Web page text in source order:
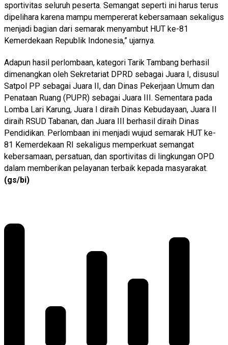
sportivitas seluruh peserta. Semangat seperti ini harus terus
dipelihara karena mampu mempererat kebersamaan sekaligus
menjadi bagian dari semarak menyambut HUT ke-81
Kemerdekaan Republik Indonesia,” ujarnya.
Adapun hasil perlombaan, kategori Tarik Tambang berhasil
dimenangkan oleh Sekretariat DPRD sebagai Juara I, disusul
Satpol PP sebagai Juara II, dan Dinas Pekerjaan Umum dan
Penataan Ruang (PUPR) sebagai Juara III. Sementara pada
Lomba Lari Karung, Juara I diraih Dinas Kebudayaan, Juara II
diraih RSUD Tabanan, dan Juara III berhasil diraih Dinas
Pendidikan. Perlombaan ini menjadi wujud semarak HUT ke-
81 Kemerdekaan RI sekaligus memperkuat semangat
kebersamaan, persatuan, dan sportivitas di lingkungan OPD
dalam memberikan pelayanan terbaik kepada masyarakat.
(gs/bi)